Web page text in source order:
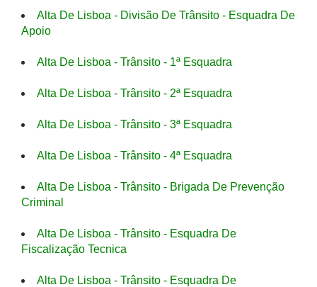
Alta De Lisboa - Divisão De Trânsito - Esquadra De
Apoio
Alta De Lisboa - Trânsito - 1ª Esquadra
Alta De Lisboa - Trânsito - 2ª Esquadra
Alta De Lisboa - Trânsito - 3ª Esquadra
Alta De Lisboa - Trânsito - 4ª Esquadra
Alta De Lisboa - Trânsito - Brigada De Prevenção
Criminal
Alta De Lisboa - Trânsito - Esquadra De
Fiscalização Tecnica
Alta De Lisboa - Trânsito - Esquadra De